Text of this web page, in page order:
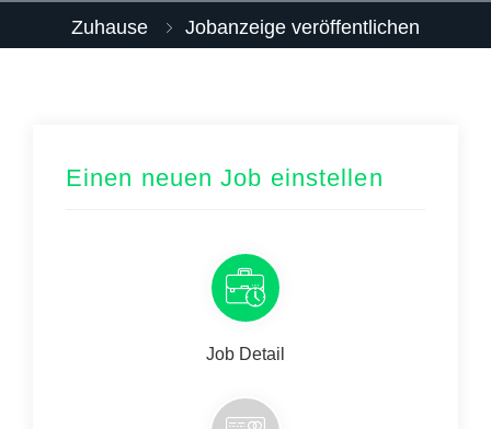
Zuhause Jobanzeige veröffentlichen
Einen neuen Job einstellen
Job Detail